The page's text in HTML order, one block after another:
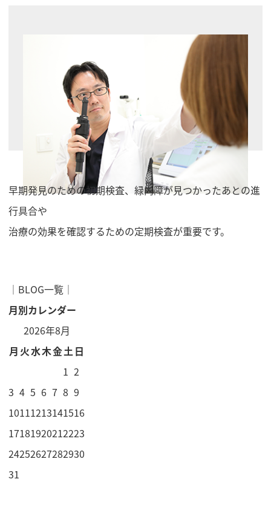
早期発見のための初期検査、緑内障が見つかったあとの進
行具合や
治療の効果を確認するための定期検査が重要です。
│ BLOG一覧 │
月別カレンダー
2026年8月
月 火水木金土日
1 2
3 4 5 6 7 8 9
10111213141516
17181920212223
24252627282930
31